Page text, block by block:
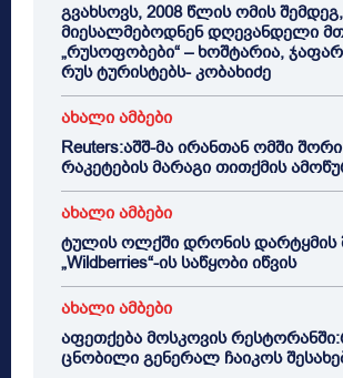
გვახსოვს, 2008 წლის ომის
მიესალმებოდნენ დღევანდელი
„რუსოფობები“ – ხოშტარია,
რუს ტურისტებს- კობახიძე
ახალი ამბები
Reuters:აშშ-მა ირანთან ომში
რაკეტების მარაგი თითქმის
ახალი ამბები
ტულის ოლქში დრონის დარტყმის
„Wildberries“-ის საწყობი იწვის
ახალი ამბები
აფეთქება მოსკოვის
ცნობილი გენერალ ჩაიკოს